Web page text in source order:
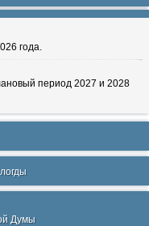
года.
период 2027 и 2028
Думы